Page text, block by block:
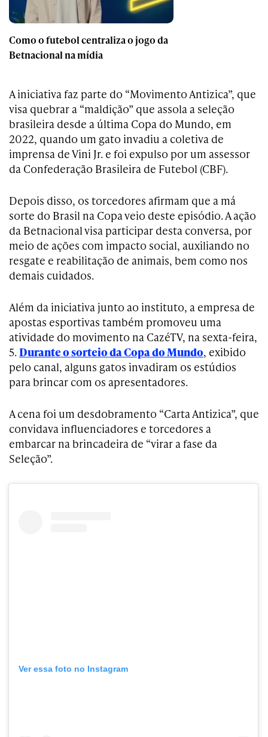
Como o futebol centraliza o jogo da
Betnacional na mídia
A iniciativa faz parte do “Movimento Antizica”, que
visa quebrar a “maldição” que assola a seleção
brasileira desde a última Copa do Mundo, em
2022, quando um gato invadiu a coletiva de
imprensa de Vini Jr. e foi expulso por um assessor
da Confederação Brasileira de Futebol (CBF).
Depois disso, os torcedores afirmam que a má
sorte do Brasil na Copa veio deste episódio. A ação
da Betnacional visa participar desta conversa, por
meio de ações com impacto social, auxiliando no
resgate e reabilitação de animais, bem como nos
demais cuidados.
Além da iniciativa junto ao instituto, a empresa de
apostas esportivas também promoveu uma
atividade do movimento na CazéTV, na sexta-feira,
5.Durante o sorteio da Copa do Mundo, exibido
pelo canal, alguns gatos invadiram os estúdios
para brincar com os apresentadores.
A cena foi um desdobramento “Carta Antizica”, que
convidava influenciadores e torcedores a
embarcar na brincadeira de “virar a fase da
Seleção”.
Ver essa foto no Instagram